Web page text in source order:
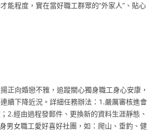
能程度，實在當好職工群眾的“外家人”、貼心
正向婚戀不雅，追蹤關心獨身職工身心安康，
續下降近況。詳細任務辦法：1.嚴厲審核進會
2.經由過程發郵件、更換新的資料生涯靜態、
男女職工愛好喜好社團，如：爬山、垂釣、健